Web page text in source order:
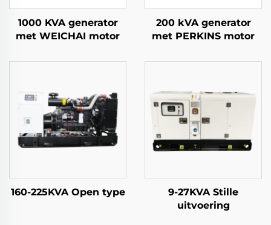
1000 KVA generator
met WEICHAI motor
200 kVA generator
met PERKINS motor
160-225KVA Open type
9-27KVA Stille
uitvoering